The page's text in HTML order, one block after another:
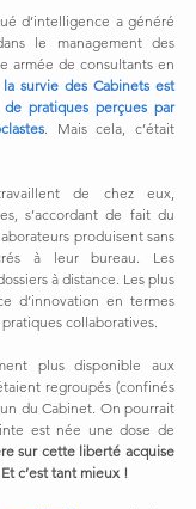
d’intelligence a généré
le management des
armée de consultants en
la survie des Cabinets est
de pratiques perçues par
. Mais cela, c’était
de chez eux,
s’accordant de fait du
produisent sans
à leur bureau. Les
à distance. Les plus
d’innovation en termes
collaboratives.
plus disponible aux
regroupés (confinés
du Cabinet. On pourrait
est née une dose de
sur cette liberté acquise
c’est tant mieux !